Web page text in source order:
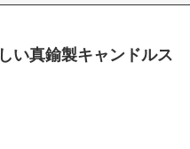
い真鍮製キャンドルス